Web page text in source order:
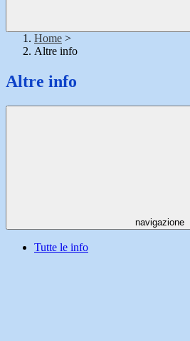
Home >
Altre info
Altre info
navigazione
Tutte le info